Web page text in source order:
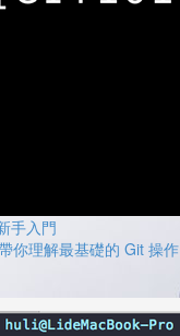
手入門
你理解最基礎的 Git 操作